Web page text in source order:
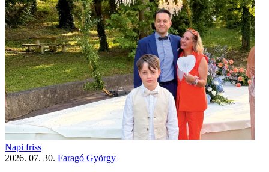
Napi friss
2026. 07. 30. Faragó György